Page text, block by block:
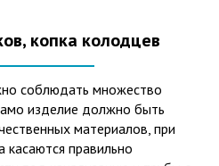
из всех существующих
для хозяйственных
ила при чистке могут
Нет необходимости
машину. Системы
копка колодцев
соблюдать множество
изделие должно быть
материалов, при
правильно